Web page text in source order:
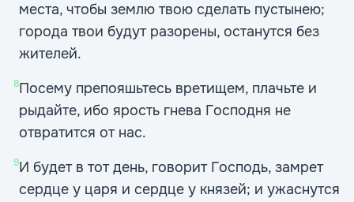
места, чтобы землю твою сделать пустынею;
города твои будут разорены, останутся без
жителей.
8Посему препояшьтесь вретищем, плачьте и
рыдайте, ибо ярость гнева Господня не
отвратится от нас.
9И будет в тот день, говорит Господь, замрет
сердце у царя и сердце у князей; и ужаснутся